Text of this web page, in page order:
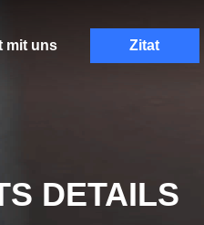
mit uns Zitat
DETAILS